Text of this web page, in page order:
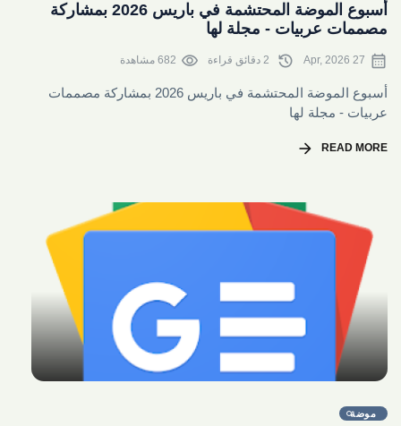
أسبوع الموضة المحتشمة في باريس 2026 بمشاركة
مصممات عربيات - مجلة لها
calendar_month
27 Apr, 2026
history
visibility 682 مشاهدة
أسبوع الموضة المحتشمة في باريس 2026 بمشاركة مصممات
عربيات - مجلة لها
READ MORE
arrow_forward
موضة